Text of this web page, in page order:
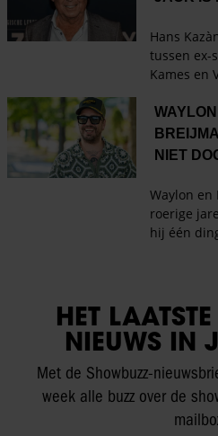
HET
NIEUWS IN
Met de Showbuzz-
week alle buzz over de